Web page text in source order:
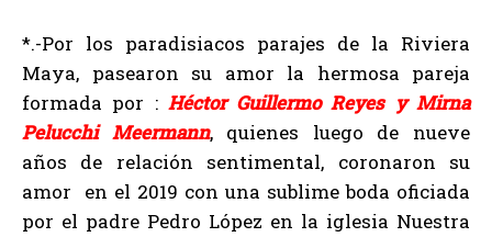
*.-Por los paradisiacos parajes de la Riviera
Maya, pasearon su amor la hermosa pareja
formada por : Héctor Guillermo Reyes y Mirna
Pelucchi Meermann, quienes luego de nueve
años de relación sentimental, coronaron su
amor en el 2019 con una sublime boda oficiada
por el padre Pedro López en la iglesia Nuestra